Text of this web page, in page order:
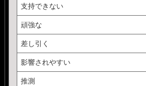
支持できない
頑強な
差し引く
影響されやすい
推測